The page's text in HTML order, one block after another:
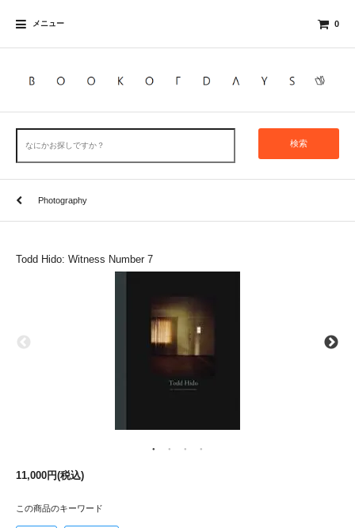
メニュー 0
検索
Photography
Todd Hido: Witness Number 7
11,000円(税込)
この商品のキーワード